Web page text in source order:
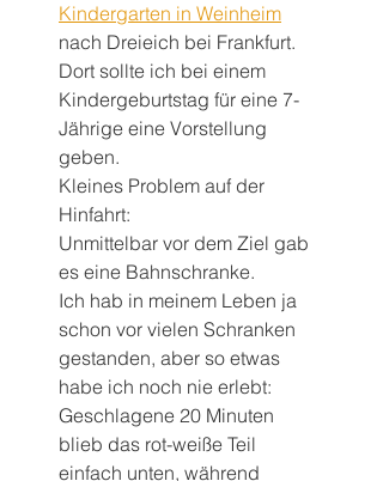
Kindergarten in Weinheim
nach Dreieich bei Frankfurt.
Dort sollte ich bei einem
Kindergeburtstag für eine 7-
Jährige eine Vorstellung
geben.
Kleines Problem auf der
Hinfahrt:
Unmittelbar vor dem Ziel gab
es eine Bahnschranke.
Ich hab in meinem Leben ja
schon vor vielen Schranken
gestanden, aber so etwas
habe ich noch nie erlebt:
Geschlagene 20 Minuten
blieb das rot-weiße Teil
einfach unten, während